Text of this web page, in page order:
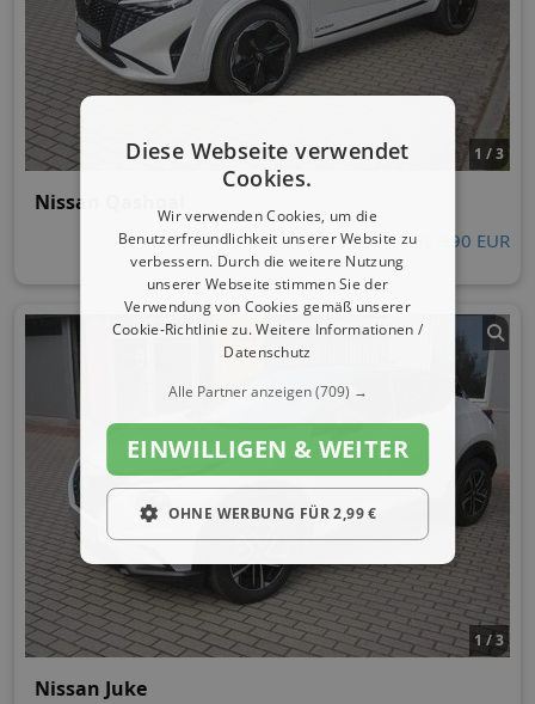
1 / 3
Nissan Qashqai
32.990 EUR
1 / 3
Nissan Juke
Diese Webseite verwendet
Cookies.
Wir verwenden Cookies, um die
Benutzerfreundlichkeit unserer Website zu
verbessern. Durch die weitere Nutzung
unserer Webseite stimmen Sie der
Verwendung von Cookies gemäß unserer
Cookie-Richtlinie zu.Weitere Informationen /
Datenschutz
Alle Partner anzeigen(709) →
EINWILLIGEN & WEITER
OHNE WERBUNG FÜR 2,99 €